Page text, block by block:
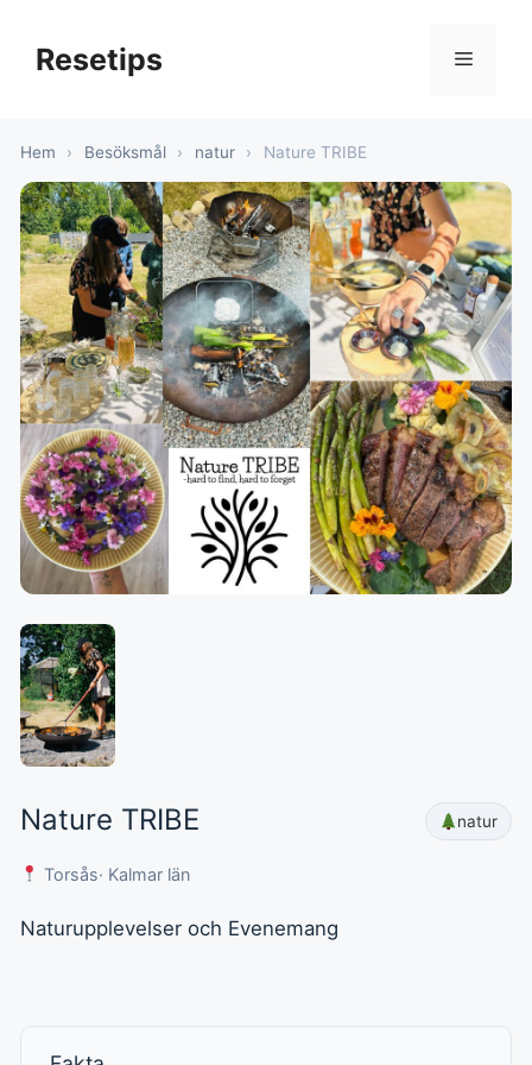
innehållResetips Meny
Hem › Besöksmål › natur › Nature TRIBE
Nature TRIBE natur
Torsås· Kalmar län
Naturupplevelser och Evenemang